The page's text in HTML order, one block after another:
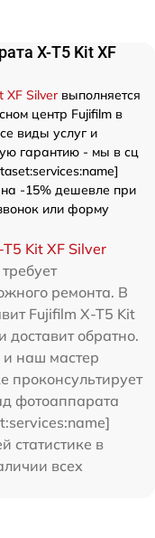
X-T5 Kit XF
XF Silverвыполняется
центр Fujifilm в
виды услуг и
гарантию - мы в сц
на -15% дешевле при
или форму
Kit XF Silver
ремонта. В
Fujifilm X-T5 Kit
доставит обратно.
и наш мастер
проконсультирует
фотоаппарата
статистике в
всех